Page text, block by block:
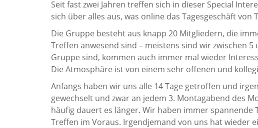
Seit fast zwei Jahren treffen sich in dieser Special
sich über alles aus, was online das Tagesgeschäft
Die Gruppe besteht aus knapp 20 Mitgliedern, die
Treffen anwesend sind – meistens sind wir zwischen
Gruppe sind, kommen auch immer mal wieder
Die Atmosphäre ist von einem sehr offenen und
Anfangs haben wir uns alle 14 Tage getroffen und
gewechselt und zwar an jedem 3. Montagabend des
häufig dauert es länger. Wir haben immer
Treffen im Voraus. Irgendjemand von uns hat wieder